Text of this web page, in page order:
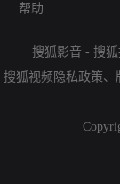
帮助
搜狐影音 - 搜
搜狐视频隐私政策、